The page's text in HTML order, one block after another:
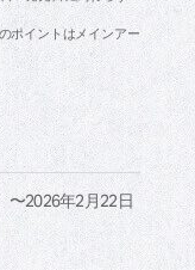
ポイントはメインアー
〜2026年2月22日